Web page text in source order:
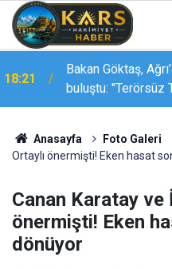
18:21
Bakan Göktaş,
buluştu: "Terörsüz
Anasayfa Foto Galeri
Ortaylı önermişti! Eken hasat
Canan Karatay ve
önermişti! Eken
dönüyor